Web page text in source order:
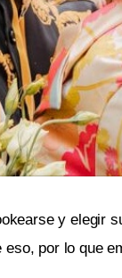
y elegir
por lo que